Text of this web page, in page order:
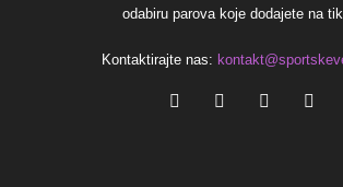
odabiru parova koje dodajete na
Kontaktirajte nas: